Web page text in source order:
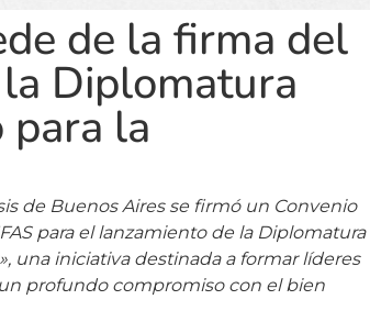
de la firma del
Diplomatura
para la
de Buenos Aires se firmó un Convenio
para el lanzamiento de la Diplomatura
una iniciativa destinada a formar líderes
profundo compromiso con el bien